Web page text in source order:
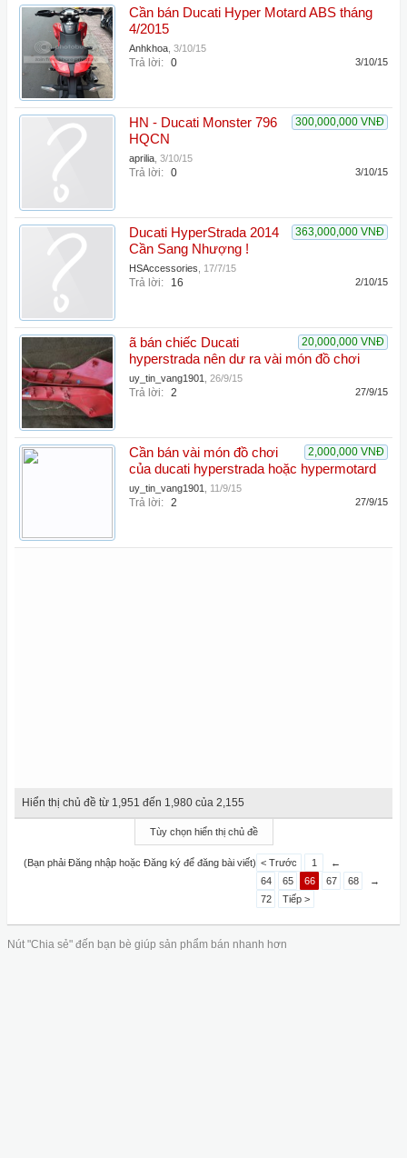
Cần bán Ducati Hyper Motard ABS tháng
4/2015
Anhkhoa 3/10/15
Trả lời: 0 3/10/15
300,000,000 VNĐ
HN - Ducati Monster 796
HQCN
aprilia 3/10/15
Trả lời: 0 3/10/15
363,000,000 VNĐ
Ducati HyperStrada 2014
Cần Sang Nhượng !
HSAccessories 17/7/15
Trả lời: 16 2/10/15
20,000,000 VNĐ
ã bán chiếc Ducati
hyperstrada nên dư ra vài món đồ chơi
uy_tin_vang1901 26/9/15
Trả lời: 2 27/9/15
2,000,000 VNĐ
Cần bán vài món đồ chơi
của ducati hyperstrada hoặc hypermotard
uy_tin_vang1901 11/9/15
Trả lời: 2 27/9/15
Hiển thị chủ đề từ 1,951 đến 1,980 của 2,155
Tùy chọn hiển thị chủ đề
(Bạn phải Đăng nhập hoặc Đăng ký để đăng bài viết) < Trước 1
←
64
65 66 67 68
→
72
Tiếp >
Nút "Chia sẻ" đến bạn bè giúp sản phẩm bán nhanh hơn